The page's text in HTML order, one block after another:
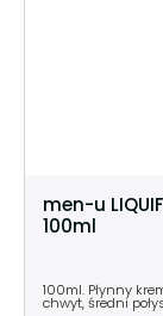
men-u
100ml
100ml. Płynny
chwyt, średni